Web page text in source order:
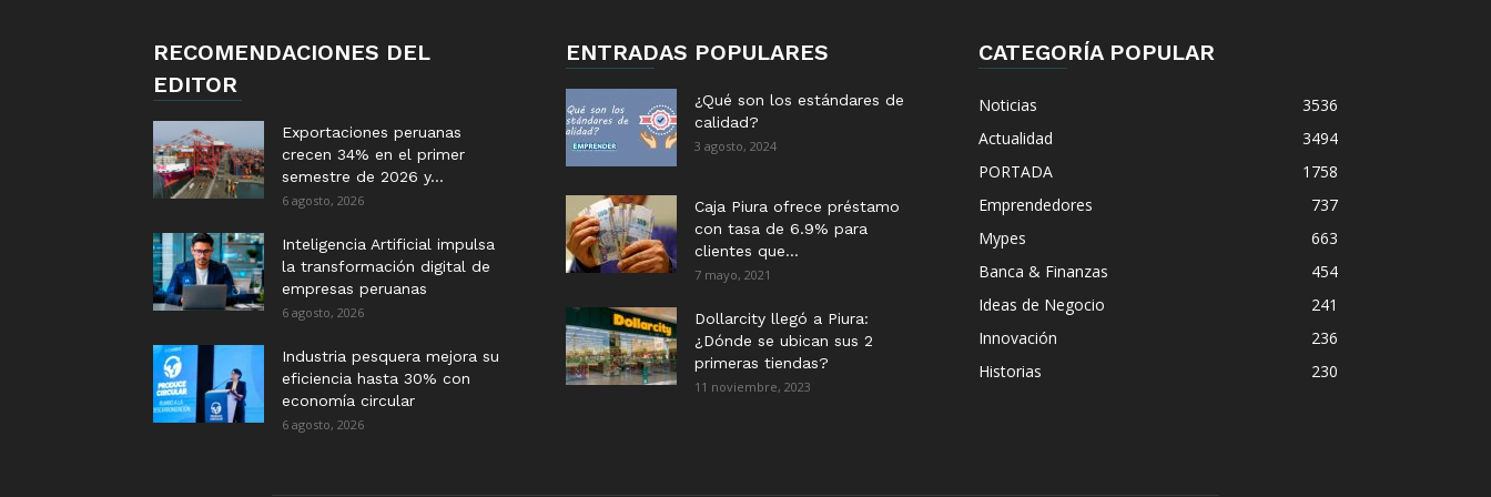
RECOMENDACIONES DEL
EDITOR
Exportaciones peruanas
crecen 34% en el primer
semestre de 2026 y...
6 agosto, 2026
Inteligencia Artificial impulsa
la transformación digital de
empresas peruanas
6 agosto, 2026
Industria pesquera mejora su
eficiencia hasta 30% con
economía circular
6 agosto, 2026
ENTRADAS POPULARES
¿Qué son los estándares de
calidad?
3 agosto, 2024
Caja Piura ofrece préstamo
con tasa de 6.9% para
clientes que...
7 mayo, 2021
Dollarcity llegó a Piura:
¿Dónde se ubican sus 2
primeras tiendas?
11 noviembre, 2023
CATEGORÍA POPULAR
Noticias
3536
Actualidad
3494
PORTADA
1758
Emprendedores
737
Mypes
663
Banca & Finanzas
454
Ideas de Negocio
241
Innovación
236
Historias
230